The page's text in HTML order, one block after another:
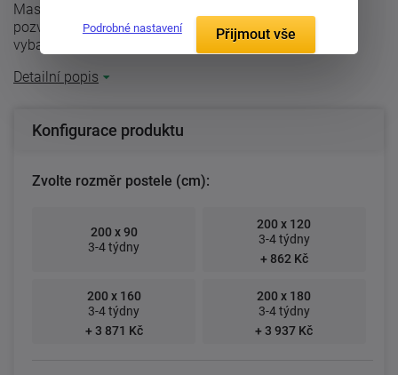
Masivní postel Berghen, která svými oblými tvary čel
pozvedne úroveň Vaší ložnice, ale je vhodná také pro
vybavení interiérů hotelového ...
Detailní popis
Konfigurace produktu
Zvolte rozměr postele (cm):
200 x 90
3-4 týdny
200 x 120
3-4 týdny
+ 862 Kč
200 x 160
3-4 týdny
+ 3 871 Kč
200 x 180
3-4 týdny
+ 3 937 Kč
Podrobné nastavení Přijmout vše